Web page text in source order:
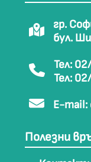
гр.
бул.
Тел:
Тел:
E-mail:
Полезни